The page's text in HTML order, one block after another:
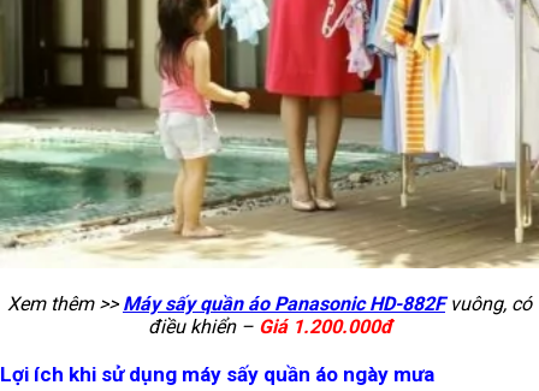
Xem thêm >> Máy sấy quần áo Panasonic HD-882Fvuông, có
điều khiển – Giá 1.200.000đ
Lợi ích khi sử dụng máy sấy quần áo ngày mưa